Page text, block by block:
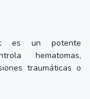
es un potente
hematomas,
traumáticas o